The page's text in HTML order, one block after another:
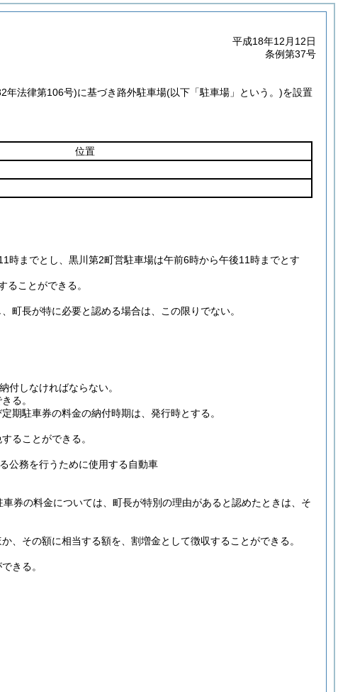
平成18年12月12日
条例第37号
年法律第106号)に基づき路外駐車場(以下「駐車場」という。)を設置
位置
時までとし、黒川第2町営駐車場は午前6時から午後11時までとす
ることができる。
町長が特に必要と認める場合は、この限りでない。
付しなければならない。
る。
期駐車券の料金の納付時期は、発行時とする。
ることができる。
公務を行うために使用する自動車
券の料金については、町長が特別の理由があると認めたときは、そ
、その額に相当する額を、割増金として徴収することができる。
きる。